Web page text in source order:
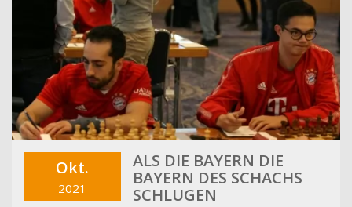
Okt.
2021
ALS DIE BAYERN DIE
BAYERN DES SCHACHS
SCHLUGEN